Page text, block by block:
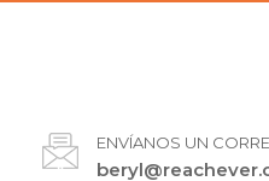
ENVÍANOS UN